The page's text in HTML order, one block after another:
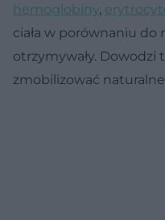
hemoglobiny,
ciała w porównaniu do
otrzymywały. Dowodzi
zmobilizować